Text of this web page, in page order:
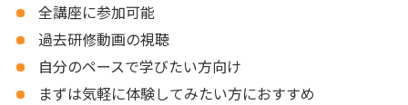
全講座に参加可能
過去研修動画の視聴
自分のペースで学びたい方向け
まずは気軽に体験してみたい方におすすめ